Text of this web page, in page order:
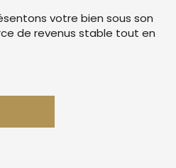
votre bien sous son
de revenus stable tout en